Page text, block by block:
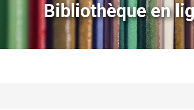
Bibliothèque en